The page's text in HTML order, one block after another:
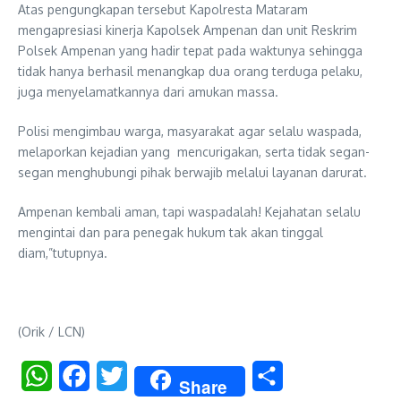
Atas pengungkapan tersebut Kapolresta Mataram
mengapresiasi kinerja Kapolsek Ampenan dan unit Reskrim
Polsek Ampenan yang hadir tepat pada waktunya sehingga
tidak hanya berhasil menangkap dua orang terduga pelaku,
juga menyelamatkannya dari amukan massa.
Polisi mengimbau warga, masyarakat agar selalu waspada,
melaporkan kejadian yang mencurigakan, serta tidak segan-
segan menghubungi pihak berwajib melalui layanan darurat.
Ampenan kembali aman, tapi waspadalah! Kejahatan selalu
mengintai dan para penegak hukum tak akan tinggal
diam,”tutupnya.
(Orik / LCN)
WhatsAppFacebookTwitter Share